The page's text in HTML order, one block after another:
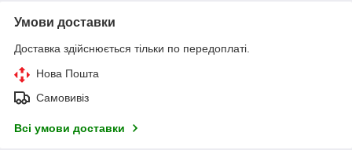
Умови доставки
Доставка здійснюється тільки по передоплаті.
Нова Пошта
Самовивіз
Всі умови доставки